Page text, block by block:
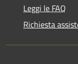
Leggi le FAQ
Richiesta